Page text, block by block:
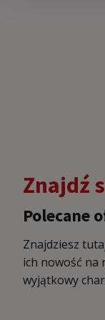
Znajdź
Polecane
Znajdziesz
ich nowość na
wyjątkowy